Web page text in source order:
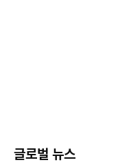
글로벌 뉴스